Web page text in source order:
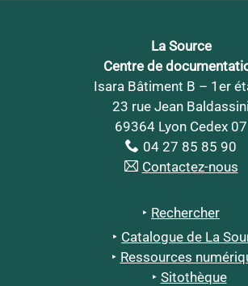
La Source
Centre de
Isara Bâtiment B – 1er
23 rue Jean Baldassini
69364 Lyon Cedex 07
04 27 85 85 90
Contactez-nous
Rechercher
Catalogue de La
Ressources
Sitothèque